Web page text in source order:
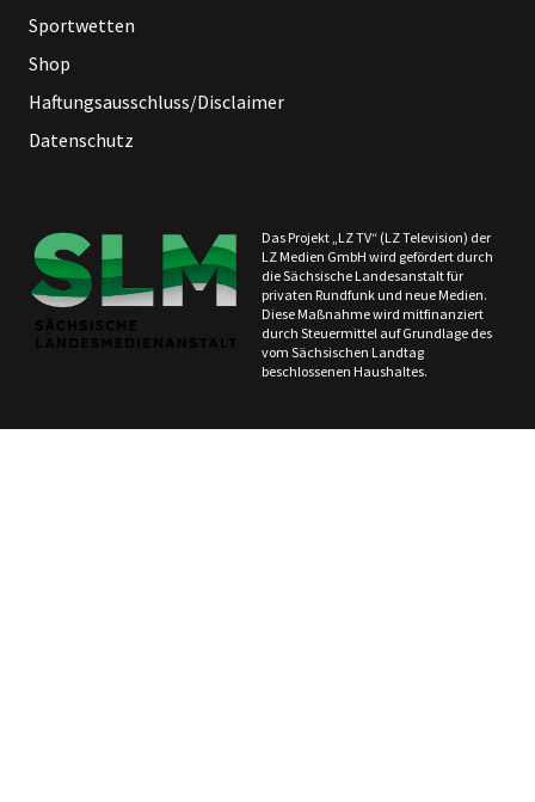
Sportwetten
Shop
Haftungsausschluss/Disclaimer
Datenschutz
Das Projekt „LZ TV“ (LZ Television) der
LZ Medien GmbH wird gefördert durch
die Sächsische Landesanstalt für
privaten Rundfunk und neue Medien.
Diese Maßnahme wird mitfinanziert
durch Steuermittel auf Grundlage des
vom Sächsischen Landtag
beschlossenen Haushaltes.